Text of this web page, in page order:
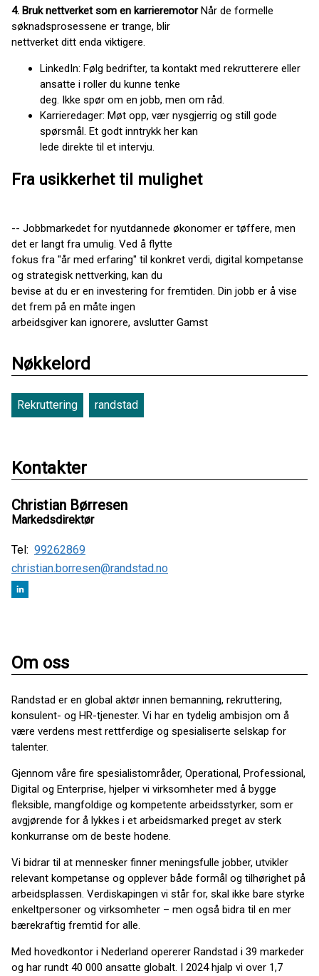
4. Bruk nettverket som en karrieremotorNår de formelle
søknadsprosessene er trange, blir
nettverket ditt enda viktigere.
LinkedIn: Følg bedrifter, ta kontakt med rekrutterere eller
ansatte i roller du kunne tenke
deg. Ikke spør om en jobb, men om råd.
Karrieredager: Møt opp, vær nysgjerrig og still gode
spørsmål. Et godt inntrykk her kan
lede direkte til et intervju.
Fra usikkerhet til mulighet
-- Jobbmarkedet for nyutdannede økonomer er tøffere, men
det er langt fra umulig. Ved å flytte
fokus fra "år med erfaring" til konkret verdi, digital kompetanse
og strategisk nettverking, kan du
bevise at du er en investering for fremtiden. Din jobb er å vise
det frem på en måte ingen
arbeidsgiver kan ignorere, avslutter Gamst
Nøkkelord
Rekruttering randstad
Kontakter
Christian Børresen
Markedsdirektør
Tel: 99262869
christian.borresen@randstad.no
Om oss
Randstad er en global aktør innen bemanning, rekruttering,
konsulent- og HR-tjenester. Vi har en tydelig ambisjon om å
være verdens mest rettferdige og spesialiserte selskap for
talenter.
Gjennom våre fire spesialistområder, Operational, Professional,
Digital og Enterprise, hjelper vi virksomheter med å bygge
fleksible, mangfoldige og kompetente arbeidsstyrker, som er
avgjørende for å lykkes i et arbeidsmarked preget av sterk
konkurranse om de beste hodene.
Vi bidrar til at mennesker finner meningsfulle jobber, utvikler
relevant kompetanse og opplever både formål og tilhørighet på
arbeidsplassen. Verdiskapingen vi står for, skal ikke bare styrke
enkeltpersoner og virksomheter – men også bidra til en mer
bærekraftig fremtid for alle.
Med hovedkontor i Nederland opererer Randstad i 39 markeder
og har rundt 40 000 ansatte globalt. I 2024 hjalp vi over 1,7